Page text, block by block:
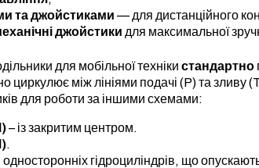
та джойстиками — для дистанційного
джойстики для максимальної
для мобільної техніки стандартно
циркулює між лініями подачі (P) та
для роботи за іншими схемами:
)– із закритим центром.
.
гідроциліндрів, що